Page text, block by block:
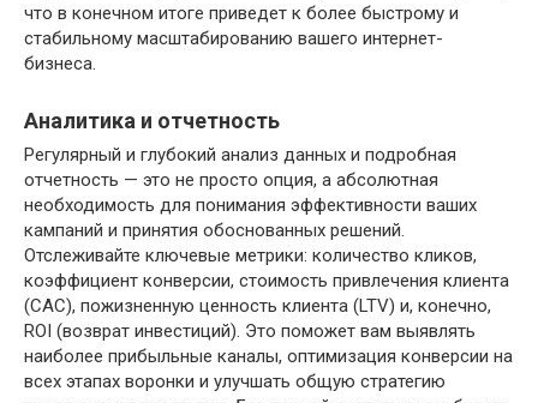
что в конечном итоге приведет к более быстрому и
стабильному масштабированию вашего интернет-
бизнеса.
Аналитика и отчетность
Регулярный и глубокий анализ данных и подробная
отчетность — это не просто опция, а абсолютная
необходимость для понимания эффективности ваших
кампаний и принятия обоснованных решений.
Отслеживайте ключевые метрики: количество кликов,
коэффициент конверсии, стоимость привлечения клиента
(CAC), пожизненную ценность клиента (LTV) и, конечно,
ROI (возврат инвестиций). Это поможет вам выявлять
наиболее прибыльные каналы, оптимизация конверсии на
всех этапах воронки и улучшать общую стратегию